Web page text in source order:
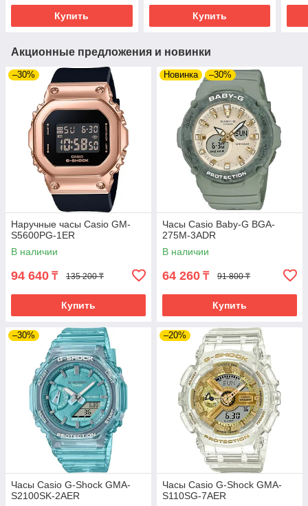
Купить Купить
Акционные предложения и новинки
–30%
Наручные часы Casio GM-
S5600PG-1ER
В наличии
94 640 ₸ 135 200 ₸
Купить
Новинка –30%
Часы Casio Baby-G BGA-
275M-3ADR
В наличии
64 260 ₸ 91 800 ₸
Купить
–30%
Часы Casio G-Shock GMA-
S2100SK-2AER
–20%
Часы Casio G-Shock GMA-
S110SG-7AER